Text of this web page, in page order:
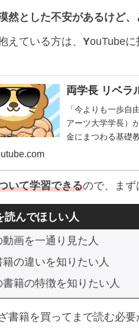
然とした不安があるけど
えている方は、 YouTube
両学長 リベラ
「今よりも一歩自
アーツ大学学長）
金にまつわる基礎
いて学習できるので、まず
読んでほしい人
動画を一通り見た人
の違いを知りたい人
籍の特徴を知りたい人
書籍を買ってまで読む必要